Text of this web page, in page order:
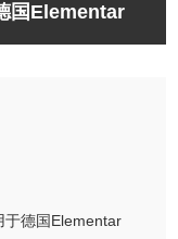
国Elementar